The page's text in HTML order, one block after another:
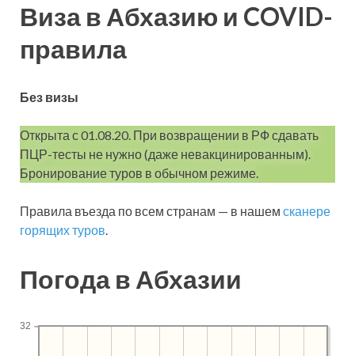
Виза в Абхазию и COVID-
правила
Без визы
Открыта с 01.08.20. При возвращении в РФ сдавать
ПЦР-тесты не нужно (даже невакцинированным).
Бронирование туров в обычном режиме.
Правила въезда по всем странам — в нашем сканере
горящих туров.
Погода в Абхазии